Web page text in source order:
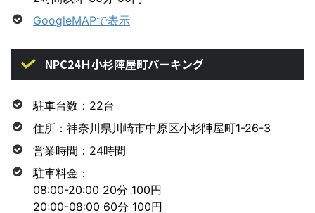
GoogleMAPで表示
NPC24Ｈ小杉陣屋町パーキング
駐車台数：22台
住所：神奈川県川崎市中原区小杉陣屋町1-26-3
営業時間：24時間
駐車料金：
08:00-20:00 20分 100円
20:00-08:00 60分 100円